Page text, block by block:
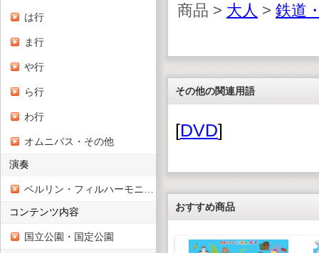
は行
ま行
や行
ら行
わ行
オムニバス・その他
演奏
コンテンツ内容
国立公園・国定公園
商品 > 大人 > 鉄道
その他の関連用語
[DVD]
おすすめ商品